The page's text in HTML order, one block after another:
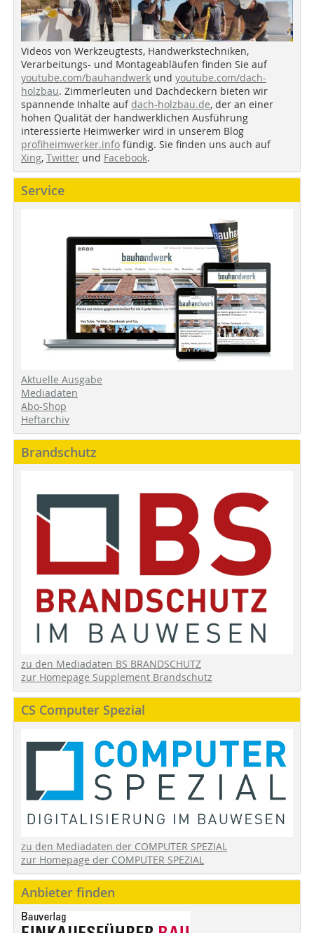
Videos von Werkzeugtests, Handwerkstechniken,
Verarbeitungs- und Montageabläufen finden Sie auf
youtube.com/bauhandwerk und youtube.com/dach-
holzbau. Zimmerleuten und Dachdeckern bieten wir
spannende Inhalte auf dach-holzbau.de, der an einer
hohen Qualität der handwerklichen Ausführung
interessierte Heimwerker wird in unserem Blog
profiheimwerker.info fündig. Sie finden uns auch auf
Xing, Twitter und Facebook.
Service
Aktuelle Ausgabe
Mediadaten
Abo-Shop
Heftarchiv
Brandschutz
zu den Mediadaten BS BRANDSCHUTZ
zur Homepage Supplement Brandschutz
CS Computer Spezial
zu den Mediadaten der COMPUTER SPEZIAL
zur Homepage der COMPUTER SPEZIAL
Anbieter finden